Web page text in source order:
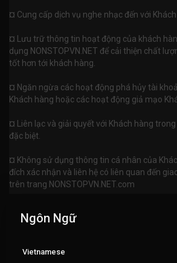
¤ Cung cấp dịch vụ nghe nhạc đến với Khách
¤ Lưu trữ thông tin hoạt động của khách
dụng NONSTOPVN.NET để cải thiện chất
tốt hơn tới khách hàng.
¤ Ngăn ngừa các hoạt động phá hủy tài
Khách hàng hoặc các hoạt động giả mạo
¤ Liên lạc và giải quyết với Khách hàng
đặc biệt.
¤ Không sử dụng thông tin cá nhân của
đích xác nhận và liên hệ có liên quan đến
trên trang NONSTOPVN.NET.com
Điều 3. Thời gian lưu trữ thông tin
Dữ liệu cá nhân của Khách hàng sẽ được
cầu hủy bỏ hoặc tự Khách hàng đăng nhập
Còn lại trong mọi trường hợp thông tin cá
Ngôn Ngữ
Vietnamese